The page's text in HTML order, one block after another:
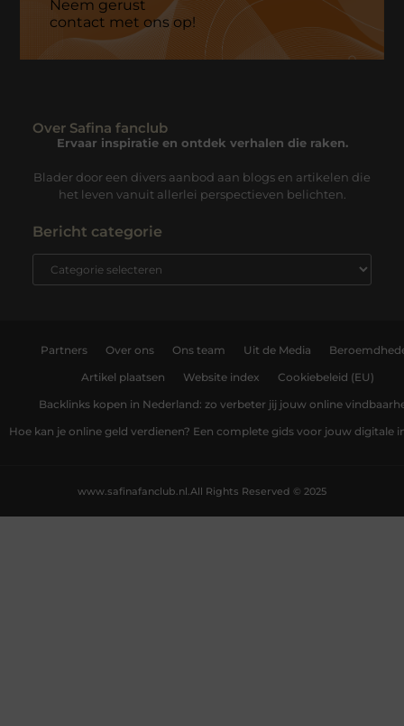
Neem gerust
contact met ons op!
Over Safina fanclub
Ervaar inspiratie en ontdek verhalen die raken.
Blader door een divers aanbod aan blogs en artikelen die
het leven vanuit allerlei perspectieven belichten.
Bericht categorie
Partners Over ons Ons team Uit de Media
Artikel plaatsen Website index Cookiebeleid (EU)
Backlinks kopen in Nederland: zo verbeter jij jouw online
Hoe kan je online geld verdienen? Een complete gids voor jouw digitale
All Rights Reserved © 2025
www.safinafanclub.nl.